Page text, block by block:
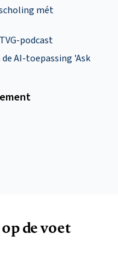
mét
podcast
AI-toepassing 'Ask
de voet